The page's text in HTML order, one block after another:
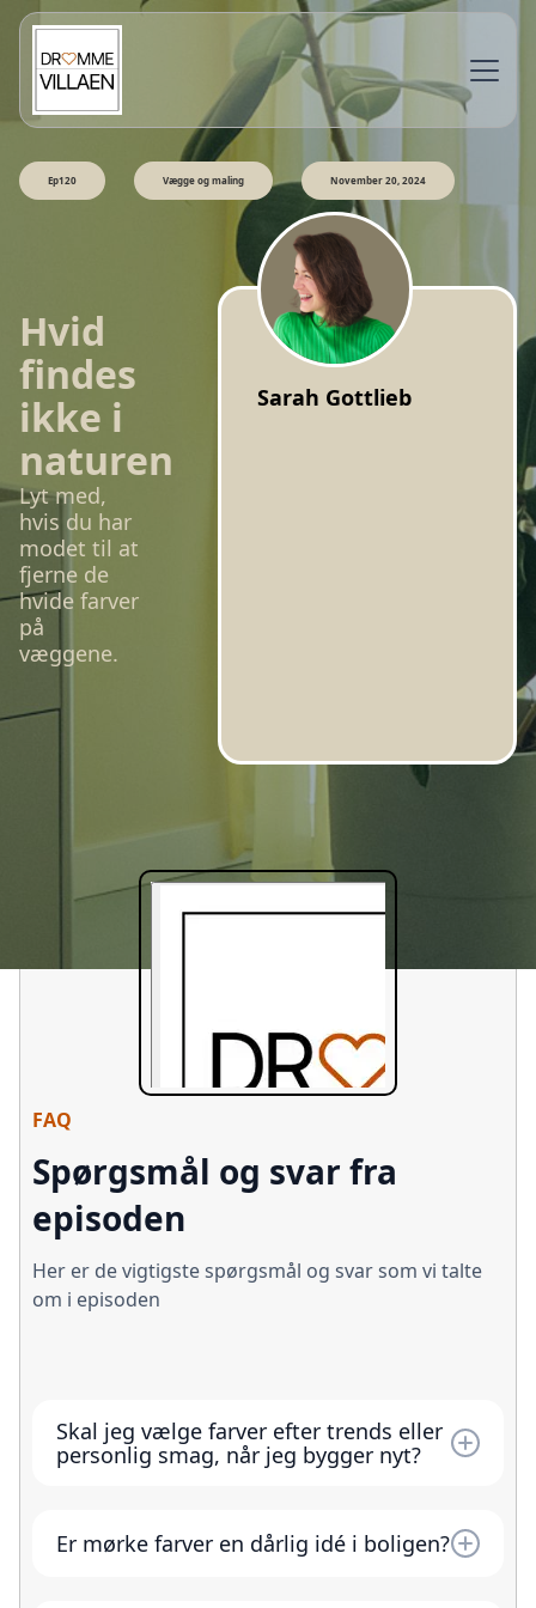
Ep120 Vægge og maling November 20, 2024
Hvid
findes
ikke i
naturen
Lyt med,
hvis du har
modet til at
fjerne de
hvide farver
på
væggene.
Sarah Gottlieb
FAQ
Spørgsmål og svar fra
episoden
Her er de vigtigste spørgsmål og svar som vi talte
om i episoden
Skal jeg vælge farver efter trends eller
personlig smag, når jeg bygger nyt?
mange år, mens trends kommer og går. Du
kan sagtens lade dig inspirere af tidens natur-
Er mørke farver en dårlig idé i boligen?